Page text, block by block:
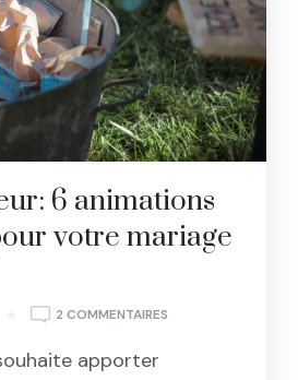
6 animations
votre mariage
2 COMMENTAIRES
apporter